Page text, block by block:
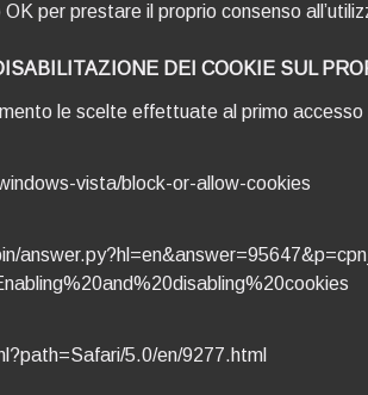
per prestare il proprio consenso
DEI COOKIE SUL
le scelte effettuate al primo
vista/block-or-allow-cookies
5.0/en/9277.html